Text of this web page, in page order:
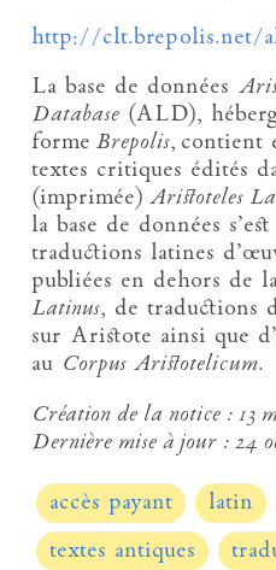
http://clt.brepolis.net/
La base de données
Database (ALD),
forme Brepolis, contient
textes critiques édités
(imprimée) Aristoteles
la base de données
traductions latines
publiées en dehors de
Latinus, de traductions
sur Aristote ainsi que
au Corpus Aristotelicum.
Création de la notice :13
Dernière mise à jour :24
accès payant latin
textes antiques